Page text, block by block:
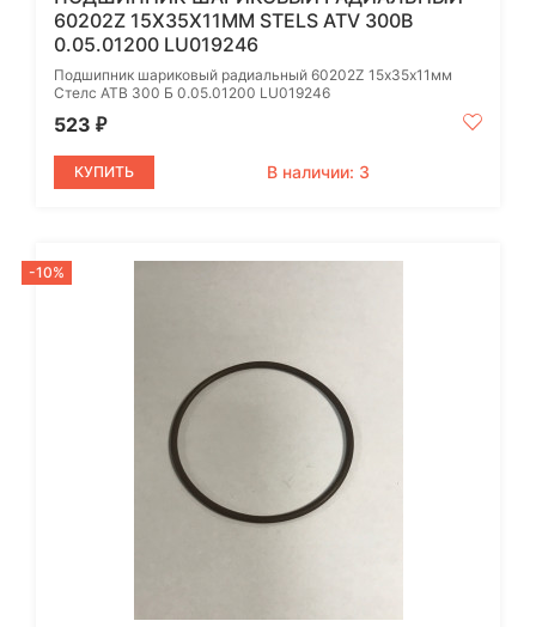
60202Z 15Х35Х11ММ STELS ATV 300B
0.05.01200 LU019246
Подшипник шариковый радиальный 60202Z 15х35х11мм
Стелс АТВ 300 Б 0.05.01200 LU019246
523 ₽
КУПИТЬ В наличии: 3
-10%